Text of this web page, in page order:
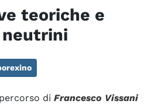
teoriche e
percorso di Francesco Vissani